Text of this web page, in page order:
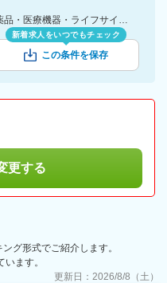
[勤務地]広島県 [業種]医療機器卸-医薬品・医療機器・ライフサイエンス・医療系サービス [詳細条件](会社・職場の環境)外資系企業
新着求人をいつでもチェック
この条件を保存
更する
グ形式でご紹介します。
ます。
更新日： 2026/8/8（土）